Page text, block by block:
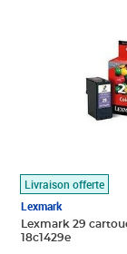
Livraison offerte
Lexmark
Lexmark 29
18c1429e